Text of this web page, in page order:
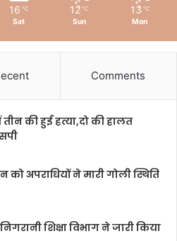
16 ℃
Sat
12 ℃
Sun
13 ℃
Mon
Comments
की हुई हत्या,दो की हालत
अपराधियों ने मारी गोली स्थिति
शिक्षा विभाग ने जारी किया